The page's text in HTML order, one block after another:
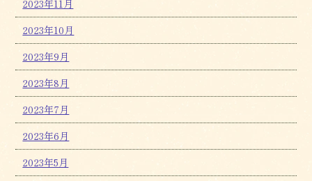
2023年11月
2023年10月
2023年9月
2023年8月
2023年7月
2023年6月
2023年5月